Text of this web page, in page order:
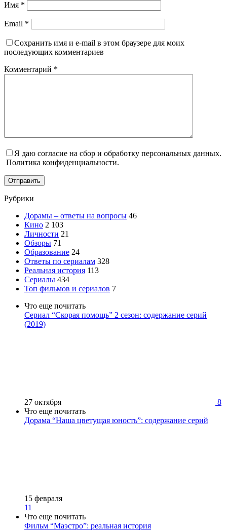
Имя *
Email *
Сохранить имя и e-mail в этом браузере для моих
последующих комментариев
Комментарий *
Я даю согласие на сбор и обработку персональных данных.
Политика конфиденциальности.
Отправить
Рубрики
Дорамы – ответы на вопросы 46
Кино 2 103
Личности 21
Обзоры 71
Образование 24
Ответы по сериалам 328
Реальная история 113
Сериалы 434
Топ фильмов и сериалов 7
Что еще почитать
Сериал “Скорая помощь” 2 сезон: содержание серий
(2019)
27 октября
8
Что еще почитать
Дорама “Наша цветущая юность”: содержание серий
15 февраля
11
Что еще почитать
Фильм “Маэстро”: реальная история